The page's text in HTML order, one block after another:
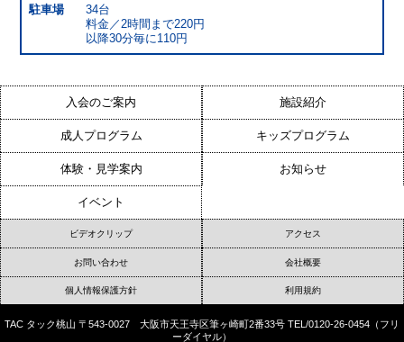
駐車場
34台
料金／2時間まで220円
以降30分毎に110円
入会のご案内 施設紹介
成人プログラム キッズプログラム
体験・見学案内 お知らせ
イベント
ビデオクリップ アクセス
お問い合わせ 会社概要
個人情報保護方針 利用規約
TAC タック桃山 〒543-0027 大阪市天王寺区筆ヶ崎町2番33号 TEL/0120-26-0454（フリ
ーダイヤル）